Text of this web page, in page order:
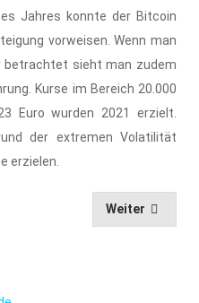
Jahres konnte der Bitcoin
vorweisen. Wenn man
betrachtet sieht man zudem
Kurse im Bereich 20.000
Euro wurden 2021 erzielt.
der extremen Volatilität
erzielen.
Weiter